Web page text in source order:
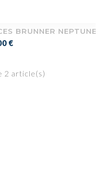
BRUNNER NEPTUNE
€
2 article(s)